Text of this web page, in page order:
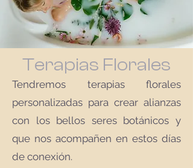
Terapias Florales
Tendremos terapias florales
personalizadas para crear alianzas
con los bellos seres botánicos y
que nos acompañen en estos días
de conexión.